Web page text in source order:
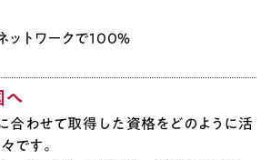
トワークで100％
合わせて取得した資格をどのように活
です。